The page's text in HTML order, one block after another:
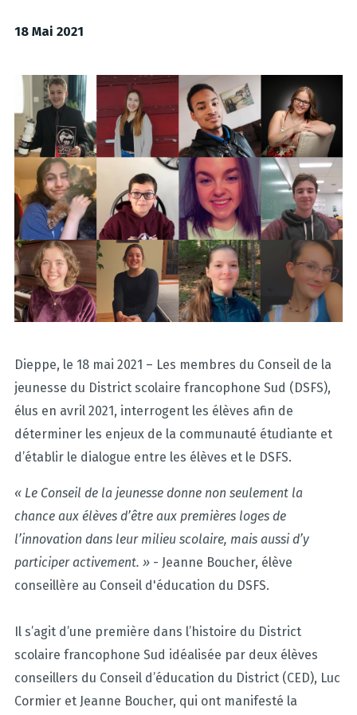
18 Mai 2021
Dieppe, le 18 mai 2021 – Les membres du Conseil de la
jeunesse du District scolaire francophone Sud (DSFS),
élus en avril 2021, interrogent les élèves afin de
déterminer les enjeux de la communauté étudiante et
d’établir le dialogue entre les élèves et le DSFS.
« Le Conseil de la jeunesse donne non seulement la
chance aux élèves d’être aux premières loges de
l’innovation dans leur milieu scolaire, mais aussi d’y
participer activement. »- Jeanne Boucher, élève
conseillère au Conseil d'éducation du DSFS.
Il s’agit d’une première dans l’histoire du District
scolaire francophone Sud idéalisée par deux élèves
conseillers du Conseil d’éducation du District (CED), Luc
Cormier et Jeanne Boucher, qui ont manifesté la